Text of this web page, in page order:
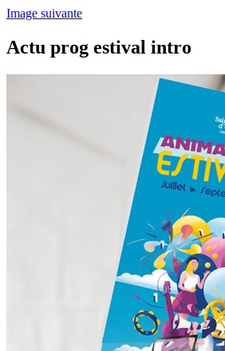
Image suivante
Actu prog estival intro